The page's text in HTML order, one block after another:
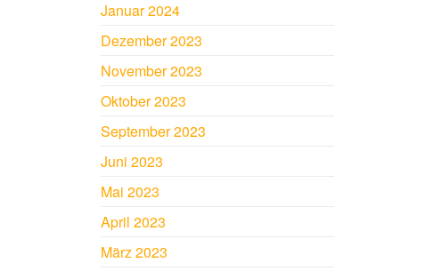
Januar 2024
Dezember 2023
November 2023
Oktober 2023
September 2023
Juni 2023
Mai 2023
April 2023
März 2023